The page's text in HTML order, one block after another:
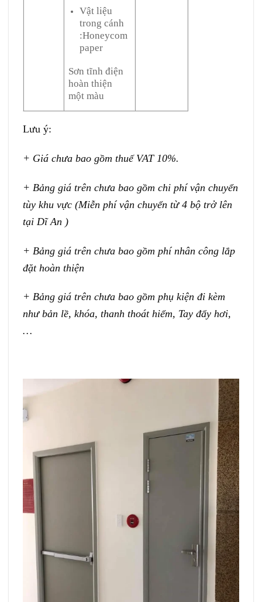
Vật liệu
trong cánh
:Honeycom
paper
Sơn tĩnh điện
hoàn thiện
một màu
Lưu ý:
+ Giá chưa bao gồm thuế VAT 10%.
+ Bảng giá trên chưa bao gồm chi phí vận chuyển
tùy khu vực (Miễn phí vận chuyển từ 4 bộ trở lên
tại Dĩ An )
+ Bảng giá trên chưa bao gồm phí nhân công lắp
đặt hoàn thiện
+ Bảng giá trên chưa bao gồm phụ kiện đi kèm
như bản lề, khóa, thanh thoát hiểm, Tay đẩy hơi,
…